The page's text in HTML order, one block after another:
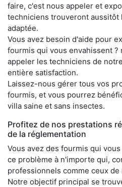
faire, c'est nous appeler et
techniciens trouveront aussitôt
adaptée.
Vous avez besoin d'aide pour
fourmis qui vous envahissent ?
appeler les techniciens de
entière satisfaction.
Laissez-nous gérer tous vos
fourmis, et vous pourrez
villa saine et sans insectes.
Profitez de nos prestations
de la réglementation
Vous avez des fourmis qui
ce problème à n'importe qui,
professionnels comme ceux
Notre objectif principal se